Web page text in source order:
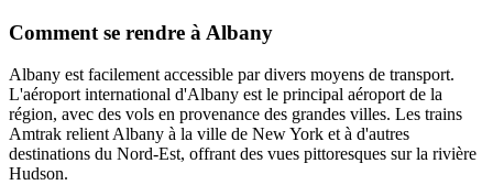
Comment se rendre à Albany
Albany est facilement accessible par divers moyens de transport.
L'aéroport international d'Albany est le principal aéroport de la
région, avec des vols en provenance des grandes villes. Les trains
Amtrak relient Albany à la ville de New York et à d'autres
destinations du Nord-Est, offrant des vues pittoresques sur la rivière
Hudson.